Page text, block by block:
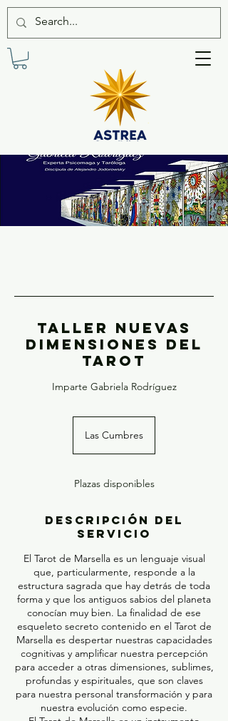
Taller Nuevas
Dimensiones del
Tarot
Imparte Gabriela Rodríguez
Las Cumbres
Plazas disponibles
Descripción del
servicio
El Tarot de Marsella es un lenguaje visual
que, particularmente, responde a la
estructura sagrada que hay detrás de toda
forma y que los antiguos sabios del planeta
conocían muy bien. La finalidad de ese
esqueleto secreto contenido en el Tarot de
Marsella es despertar nuestras capacidades
cognitivas y amplificar nuestra percepción
para acceder a otras dimensiones, sublimes,
profundas y espirituales, que son claves
para nuestra personal transformación y para
nuestra evolución como especie.